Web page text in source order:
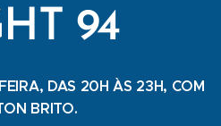
94
DAS 20H ÀS 23H, COM
BRITO.